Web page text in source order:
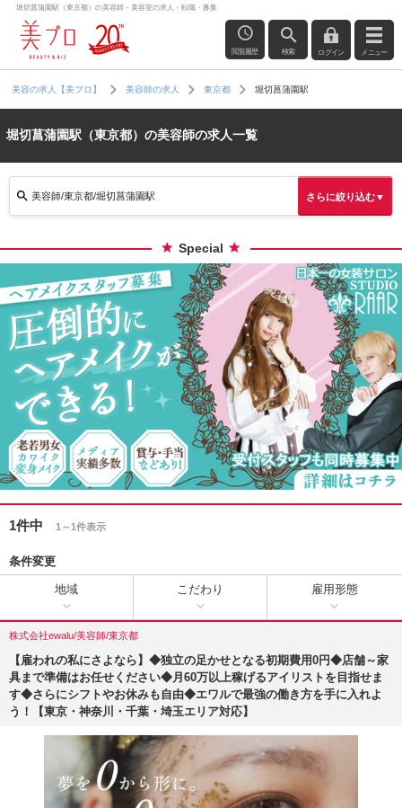
堀切菖蒲園駅（東京都）の美容師・美容室の求人・転職・募集
閲覧履歴 検索 ログイン メニュー
美容の求人【美プロ】 美容師の求人 東京都 堀切菖蒲園駅
堀切菖蒲園駅（東京都）の美容師の求人一覧
美容師/東京都/堀切菖蒲園駅 さらに絞り込む▼
Special
1件中 1～1件表示
条件変更
地域 こだわり 雇用形態
株式会社ewalu/美容師/東京都
【雇われの私にさよなら】◆独立の足かせとなる初期費用0円◆店舗～家
具まで準備はお任せください◆月60万以上稼げるアイリストを目指せま
す◆さらにシフトやお休みも自由◆エワルで最強の働き方を手に入れよ
う！【東京・神奈川・千葉・埼玉エリア対応】